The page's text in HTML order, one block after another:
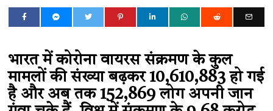
भारत में कोरोना वायरस संक्रमण के कुल
मामलों की संख्या बढ़कर 10,610,883 हो गई
है और अब तक 152,869 लोग अपनी जान